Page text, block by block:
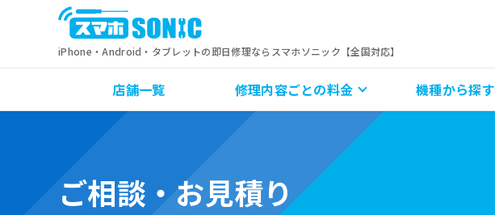
iPhone・Android・タブレットの即日修理ならスマホソニック【全国対応】
店舗一覧 修理内容ごとの料金 機種から探す
ご相談・お見積り